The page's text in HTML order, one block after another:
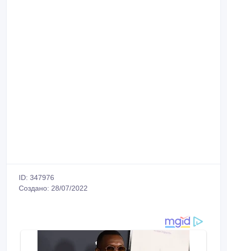
ID: 347976
Создано: 28/07/2022